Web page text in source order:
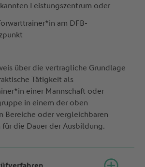
Leistungszentrum oder
am DFB-
über die vertragliche Grundlage
Tätigkeit als
einer Mannschaft oder
in einem der oben
Bereiche oder vergleichbaren
für die Dauer der Ausbildung.